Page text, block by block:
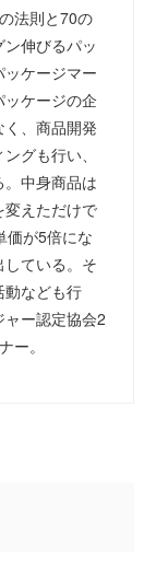
法則と70の
伸びるパッ
ケージマー
ケージの企
、商品開発
グも行い、
中身商品は
変えただけで
価が5倍にな
ている。そ
動なども行
ー認定協会2
ー。